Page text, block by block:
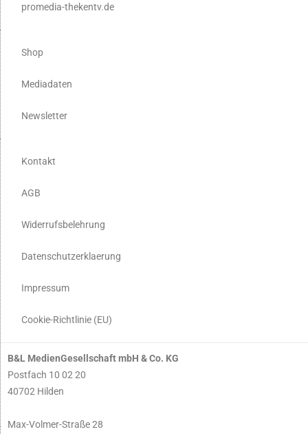
promedia-thekentv.de
Shop
Mediadaten
Newsletter
Kontakt
AGB
Widerrufsbelehrung
Datenschutzerklaerung
Impressum
Cookie-Richtlinie (EU)
B&L MedienGesellschaft mbH & Co. KG
Postfach 10 02 20
40702 Hilden
Max-Volmer-Straße 28